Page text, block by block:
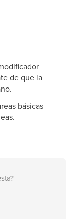
de que la
básicas